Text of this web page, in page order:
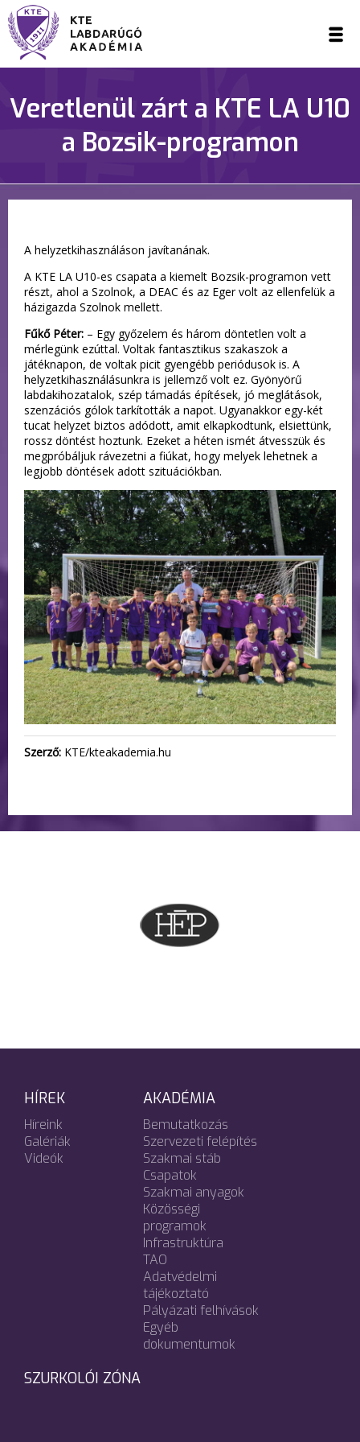
Veretlenül zárt a KTE LA U10
a Bozsik-programon
A helyzetkihasználáson javítanának.
A KTE LA U10-es csapata a kiemelt Bozsik-programon vett
részt, ahol a Szolnok, a DEAC és az Eger volt az ellenfelük a
házigazda Szolnok mellett.
Fűkő Péter: – Egy győzelem és három döntetlen volt a
mérlegünk ezúttal. Voltak fantasztikus szakaszok a
játéknapon, de voltak picit gyengébb periódusok is. A
helyzetkihasználásunkra is jellemző volt ez. Gyönyörű
labdakihozatalok, szép támadás építések, jó meglátások,
szenzációs gólok tarkították a napot. Ugyanakkor egy-két
tucat helyzet biztos adódott, amit elkapkodtunk, elsiettünk,
rossz döntést hoztunk. Ezeket a héten ismét átvesszük és
megpróbáljuk rávezetni a fiúkat, hogy melyek lehetnek a
legjobb döntések adott szituációkban.
Szerző: KTE/kteakademia.hu
HÍREK
Híreink
Galériák
Videók
AKADÉMIA
Bemutatkozás
Szervezeti felépítés
Szakmai stáb
Csapatok
Szakmai anyagok
Közösségi
programok
Infrastruktúra
TAO
Adatvédelmi
tájékoztató
Pályázati felhívások
Egyéb
dokumentumok
SZURKOLÓI ZÓNA